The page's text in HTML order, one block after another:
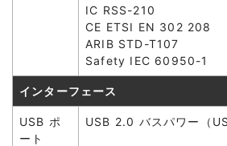
IC RSS-210
CE ETSI EN 302 208
ARIB STD-T107
Safety IEC 60950-1
インターフェース
USB ポ
ート
USB 2.0 バスパワー（